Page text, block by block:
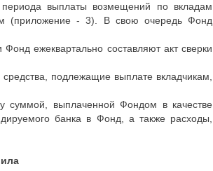
выплаты возмещений по вкладам
(приложение - 3). В свою очередь Фонд
ежеквартально составляют акт сверки
подлежащие выплате вкладчикам,
суммой, выплаченной Фондом в качестве
банка в Фонд, а также расходы,